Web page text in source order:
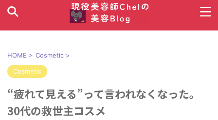
HOME > Cosmetic >
Cosmetic
“疲れて見える”って言われなくなった。
30代の救世主コスメ